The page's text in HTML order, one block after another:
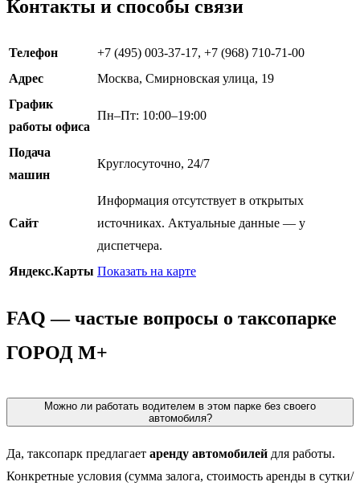
Контакты и способы связи
Телефон
+7 (495) 003-37-17, +7 (968) 710-71-00
Адрес
Москва, Смирновская улица, 19
График
работы офиса
Пн–Пт: 10:00–19:00
Подача
машин
Круглосуточно, 24/7
Сайт
Информация отсутствует в открытых
источниках. Актуальные данные — у
диспетчера.
Яндекс.Карты Показать на карте
FAQ — частые вопросы о таксопарке
ГОРОД М+
Можно ли работать водителем в этом парке без своего
автомобиля?
Да, таксопарк предлагает аренду автомобилей для работы.
Конкретные условия (сумма залога, стоимость аренды в сутки/